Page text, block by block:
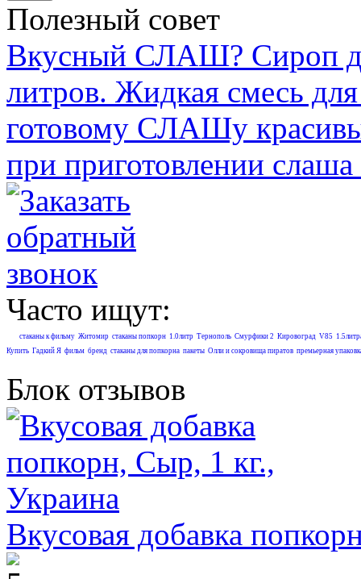
Полезный совет
Вкусный СЛАШ? Сироп
литров. Жидкая смесь
готовому СЛАШу
при приготовлении слаша
Часто ищут:
стаканы к фильму Житомир стаканы попкорн 1.0литр Тернополь Смурфики 2 Кировоград V85
Купить Гадкий Я фильм бренд стаканы для попкорна пакеты Олли и сокровища пиратов премьерная
Блок отзывов
Вкусовая добавка